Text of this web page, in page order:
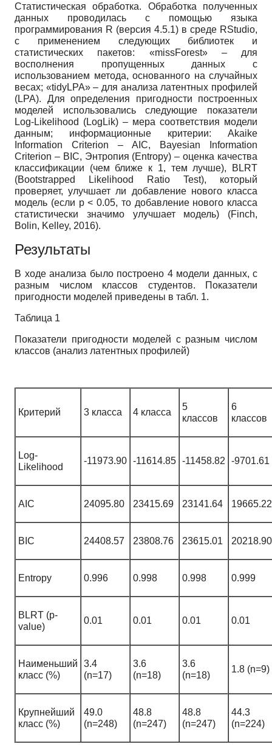
Статистическая обработка. Обработка полученных
данных проводилась с помощью языка
программирования R (версия 4.5.1) в среде RStudio,
с применением следующих библиотек и
статистических пакетов: «missForest» – для
восполнения пропущенных данных с
использованием метода, основанного на случайных
весах; «tidyLPA» – для анализа латентных профилей
(LPA). Для определения пригодности построенных
моделей использовались следующие показатели
Log-Likelihood (LogLik) – мера соответствия модели
данным; информационные критерии: Akaike
Information Criterion – AIC, Bayesian Information
Criterion – BIC, Энтропия (Entropy) – оценка качества
классификации (чем ближе к 1, тем лучше), BLRT
(Bootstrapped Likelihood Ratio Test), который
проверяет, улучшает ли добавление нового класса
модель (если p < 0.05, то добавление нового класса
статистически значимо улучшает модель) (Finch,
Bolin, Kelley, 2016).
Результаты
В ходе анализа было построено 4 модели данных, с
разным числом классов студентов. Показатели
пригодности моделей приведены в табл. 1.
Таблица 1
Показатели пригодности моделей с разным числом
классов (анализ латентных профилей)
Критерий 3 класса 4 класса
5
классов
6
классов
Log-
Likelihood
-11973.90 -11614.85 -11458.82 -9701.61
AIC 24095.80 23415.69 23141.64 19665.22
BIC 24408.57 23808.76 23615.01 20218.90
Entropy 0.996 0.998 0.998 0.999
BLRT (p-
value)
0.01 0.01 0.01 0.01
Наименьший
класс (%)
3.4
(n=17)
3.6
(n=18)
3.6
(n=18)
1.8 (n=9)
Крупнейший
класс (%)
49.0
(n=248)
48.8
(n=247)
48.8
(n=247)
44.3
(n=224)